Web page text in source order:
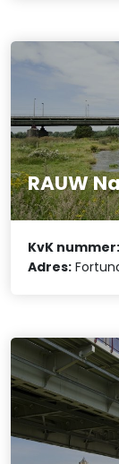
RAUW
KvK nummer:
Adres: